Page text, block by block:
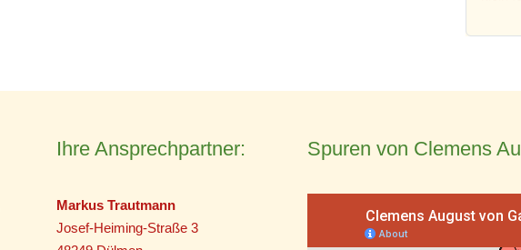
Ihre Ansprechpartner:
Markus Trautmann
Josef-Heiming-Straße 3
Spuren von Clemens